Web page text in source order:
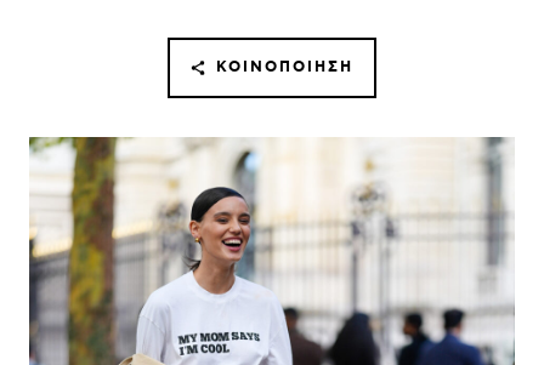
ΚΟΙΝΟΠΟΊΗΣΗ